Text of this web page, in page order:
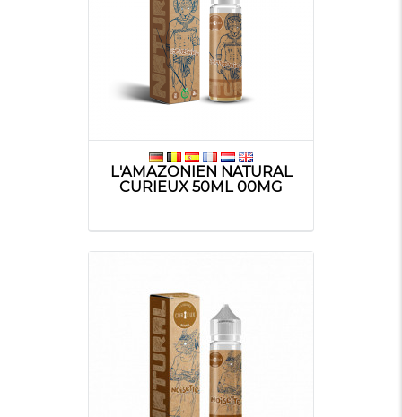
L'AMAZONIEN NATURAL
CURIEUX 50ML 00MG